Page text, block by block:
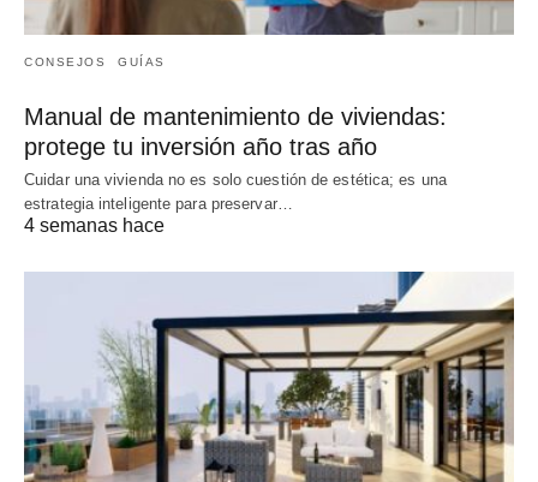
CONSEJOS GUÍAS
Manual de mantenimiento de viviendas:
protege tu inversión año tras año
Cuidar una vivienda no es solo cuestión de estética; es una
estrategia inteligente para preservar…
4 semanas hace